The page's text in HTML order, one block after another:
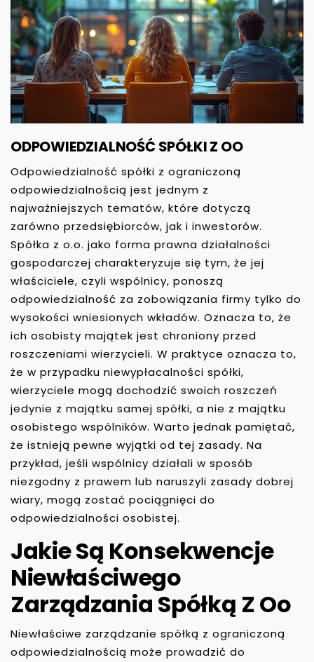
ODPOWIEDZIALNOŚĆ SPÓŁKI Z OO
Odpowiedzialność spółki z ograniczoną
odpowiedzialnością jest jednym z
najważniejszych tematów, które dotyczą
zarówno przedsiębiorców, jak i inwestorów.
Spółka z o.o. jako forma prawna działalności
gospodarczej charakteryzuje się tym, że jej
właściciele, czyli wspólnicy, ponoszą
odpowiedzialność za zobowiązania firmy tylko do
wysokości wniesionych wkładów. Oznacza to, że
ich osobisty majątek jest chroniony przed
roszczeniami wierzycieli. W praktyce oznacza to,
że w przypadku niewypłacalności spółki,
wierzyciele mogą dochodzić swoich roszczeń
jedynie z majątku samej spółki, a nie z majątku
osobistego wspólników. Warto jednak pamiętać,
że istnieją pewne wyjątki od tej zasady. Na
przykład, jeśli wspólnicy działali w sposób
niezgodny z prawem lub naruszyli zasady dobrej
wiary, mogą zostać pociągnięci do
odpowiedzialności osobistej.
Jakie Są Konsekwencje
Niewłaściwego
Zarządzania Spółką Z Oo
Niewłaściwe zarządzanie spółką z ograniczoną
odpowiedzialnością może prowadzić do